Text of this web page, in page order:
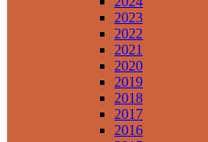
2023
2022
2021
2020
2019
2018
2017
2016